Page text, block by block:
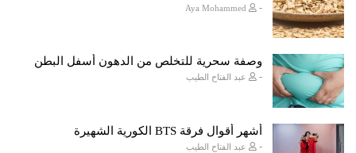
-
وصفة سحرية للتخلص من الدهون أسفل البطن
- عبد الفتاح الطيب
أشهر أقوال فرقة BTS الكورية الشهيرة
- عبد الفتاح الطيب